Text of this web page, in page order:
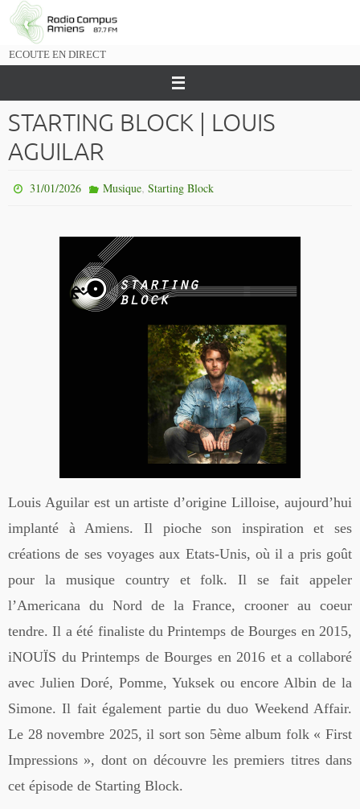
Passer
vers
ECOUTE EN DIRECT
STARTING BLOCK | LOUIS
AGUILAR
31/01/2026 Musique, Starting Block
Louis Aguilar est un artiste d’origine Lilloise, aujourd’hui
implanté à Amiens. Il pioche son inspiration et ses
créations de ses voyages aux Etats-Unis, où il a pris goût
pour la musique country et folk. Il se fait appeler
l’Americana du Nord de la France, crooner au coeur
tendre. Il a été finaliste du Printemps de Bourges en 2015,
iNOUÏS du Printemps de Bourges en 2016 et a collaboré
avec Julien Doré, Pomme, Yuksek ou encore Albin de la
Simone. Il fait également partie du duo Weekend Affair.
Le 28 novembre 2025, il sort son 5ème album folk « First
Impressions », dont on découvre les premiers titres dans
cet épisode de Starting Block.